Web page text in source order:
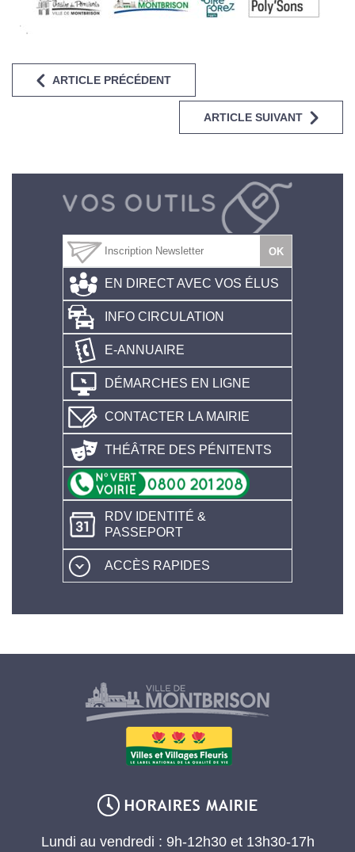
ARTICLE PRÉCÉDENT
ARTICLE SUIVANT
EN DIRECT AVEC VOS ÉLUS
INFO CIRCULATION
E-ANNUAIRE
DÉMARCHES EN LIGNE
CONTACTER LA MAIRIE
THÉÂTRE DES PÉNITENTS
RDV IDENTITÉ &
PASSEPORT
ACCÈS RAPIDES
Lundi au vendredi : 9h-12h30 et 13h30-17h